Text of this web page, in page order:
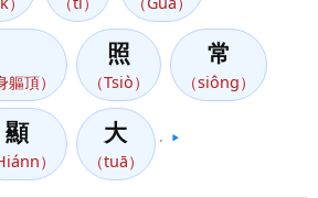
頂）
照
（Tsiò）
常
（siông）
顯
）
大
（tuā）
▶️